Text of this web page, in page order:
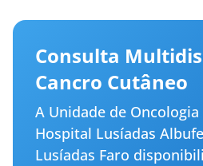
Consulta
Cancro Cutâneo
A Unidade de
Hospital Lusíadas
Lusíadas Faro